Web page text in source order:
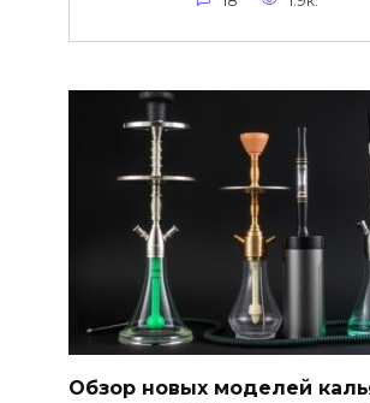
Обзор новых моделей